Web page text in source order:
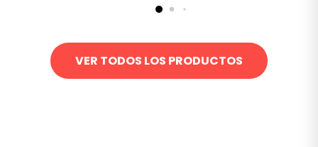
VER TODOS LOS PRODUCTOS